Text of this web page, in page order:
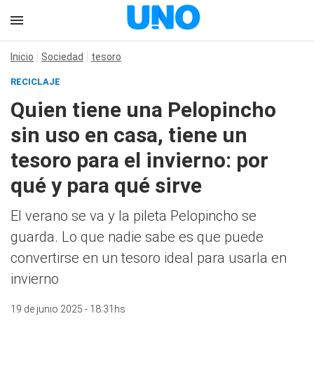
Inicio Sociedad tesoro
RECICLAJE
Quien tiene una Pelopincho
sin uso en casa, tiene un
tesoro para el invierno: por
qué y para qué sirve
El verano se va y la pileta Pelopincho se
guarda. Lo que nadie sabe es que puede
convertirse en un tesoro ideal para usarla en
invierno
19 de junio 2025 - 18:31hs